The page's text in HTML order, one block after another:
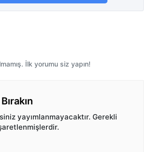
İlk yorumu siz yapın!
yayımlanmayacaktır. Gerekli